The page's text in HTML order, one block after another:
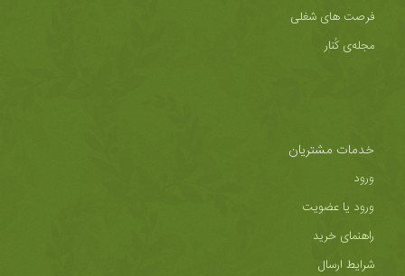
فرصت های شغلی
مجله‌ی کُنار
خدمات مشتریان
ورود
ورود یا عضویت
راهنمای خرید
شرایط ارسال